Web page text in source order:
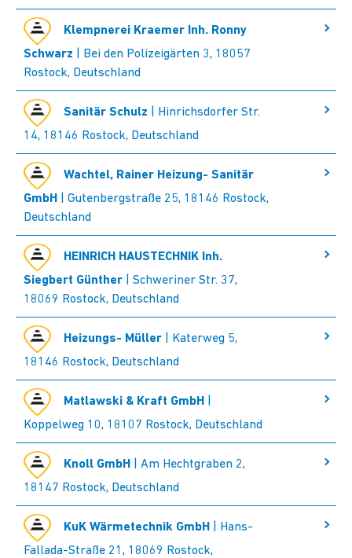
Klempnerei Kraemer Inh. Ronny
Schwarz | Bei den Polizeigärten 3, 18057
Rostock, Deutschland
Sanitär Schulz | Hinrichsdorfer Str.
14, 18146 Rostock, Deutschland
Wachtel, Rainer Heizung- Sanitär
GmbH
| Gutenbergstraße 25, 18146 Rostock,
Deutschland
HEINRICH HAUSTECHNIK Inh.
Siegbert Günther | Schweriner Str. 37,
18069 Rostock, Deutschland
Heizungs- Müller | Katerweg 5,
18146 Rostock, Deutschland
Matlawski & Kraft GmbH
Koppelweg 10, 18107 Rostock, Deutschland
Knoll GmbH | Am Hechtgraben 2,
18147 Rostock, Deutschland
KuK Wärmetechnik GmbH | Hans-
Fallada-Straße 21, 18069 Rostock,